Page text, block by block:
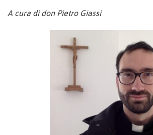
A cura di don Pietro Giassi